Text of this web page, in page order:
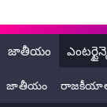
జాతీయం
జాతీయం